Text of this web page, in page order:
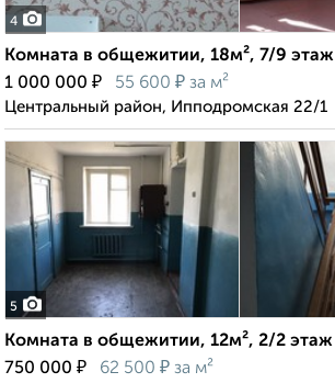
4
Комната в общежитии, 18м², 7/9 этаж
1 000 000 ₽ 55 600 ₽ за м²
Центральный район, Ипподромская 22/1
5
Комната в общежитии, 12м², 2/2 этаж
750 000 ₽ 62 500 ₽ за м²